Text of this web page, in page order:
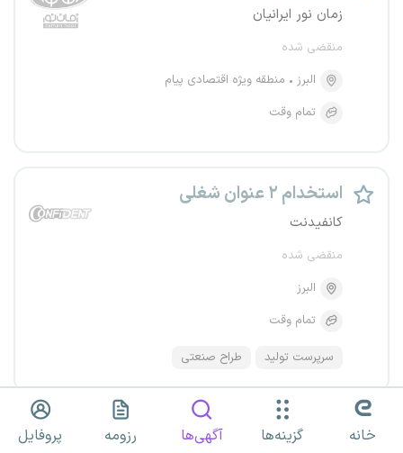
زمان نور ایرانیان
منقضی شده
البرز
منطقه ویژه اقتصادی پیام
تمام وقت
استخدام ۲ عنوان شغلی
کانفیدنت
منقضی شده
البرز
تمام وقت
سرپرست تولید طراح صنعتی
مدیر تولید خانه گزینه‌ها آگهی‌ها رزومه پروفایل